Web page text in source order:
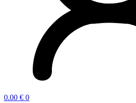
0.00 € 0